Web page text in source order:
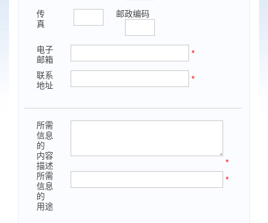
传
真
邮政编码
电子
邮箱
*
联系
地址
*
所需
信息
的
内容
描述
*
所需
信息
的
用途
*